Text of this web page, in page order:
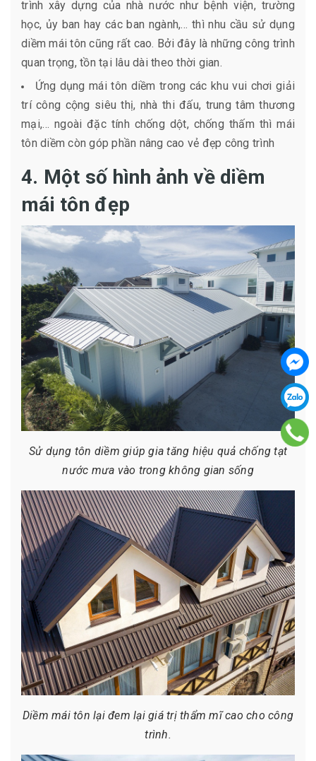
trình xây dựng của nhà nước như bệnh viện, trường
học, ủy ban hay các ban ngành,… thì nhu cầu sử dụng
diềm mái tôn cũng rất cao. Bởi đây là những công trình
quan trọng, tồn tại lâu dài theo thời gian.
Ứng dụng mái tôn diềm trong các khu vui chơi giải
trí công cộng siêu thị, nhà thi đấu, trung tâm thương
mại,… ngoài đặc tính chống dột, chống thấm thì mái
tôn diềm còn góp phần nâng cao vẻ đẹp công trình
4. Một số hình ảnh về diềm
mái tôn đẹp
Sử dụng tôn diềm giúp gia tăng hiệu quả chống tạt
nước mưa vào trong không gian sống
Diềm mái tôn lại đem lại giá trị thẩm mĩ cao cho công
trình.